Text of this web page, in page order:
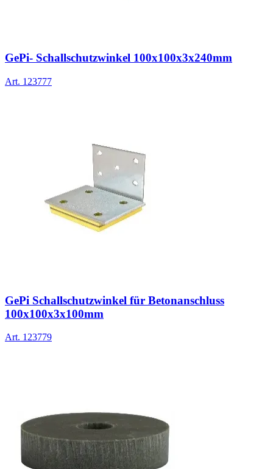
GePi- Schallschutzwinkel 100x100x3x240mm
Art. 123777
GePi Schallschutzwinkel für Betonanschluss
100x100x3x100mm
Art. 123779